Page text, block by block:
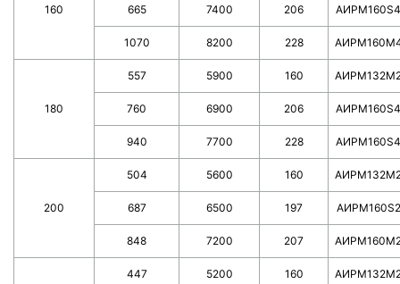
160 665 7400 206
1070 8200 228
180
557 5900 160
760 6900 206
940 7700 228
200
504 5600 160
687 6500 197
848 7200 207
447 5200 160